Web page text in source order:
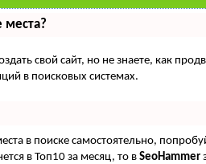
места?
свой сайт, но не знаете, как
в поисковых системах.
в поиске самостоятельно,
в Топ10 за месяц, то в SeoHammer